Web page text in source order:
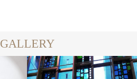
GALLERY